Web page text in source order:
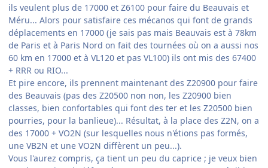
ils veulent plus de 17000 et Z6100 pour faire du Beauvais et
Méru... Alors pour satisfaire ces mécanos qui font de grands
déplacements en 17000 (je sais pas mais Beauvais est à 78km
de Paris et à Paris Nord on fait des tournées où on a aussi nos
60 km en 17000 et à VL120 et pas VL100) ils ont mis des 67400
+ RRR ou RIO...
Et pire encore, ils prennent maintenant des Z20900 pour faire
des Beauvais (pas des Z20500 non non, les Z20900 bien
classes, bien confortables qui font des ter et les Z20500 bien
pourries, pour la banlieue)... Résultat, à la place des Z2N, on a
des 17000 + VO2N (sur lesquelles nous n'étions pas formés,
une VB2N et une VO2N diffèrent un peu...).
Vous l'aurez compris, ça tient un peu du caprice ; je veux bien